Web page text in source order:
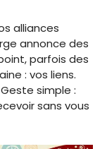
alliances
annonce des
parfois des
: vos liens.
simple :
sans vous